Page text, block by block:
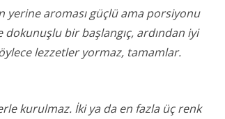
yerine aroması güçlü ama porsiyonu
bir başlangıç, ardından iyi
lezzetler yormaz, tamamlar.
kurulmaz. İki ya da en fazla üç renk